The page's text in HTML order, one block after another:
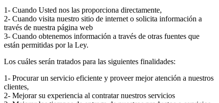
1- Cuando Usted nos las proporciona directamente,
2- Cuando visita nuestro sitio de internet o solicita información a
través de nuestra página web
3- Cuando obtenemos información a través de otras fuentes que
están permitidas por la Ley.
Los cuáles serán tratados para las siguientes finalidades:
1- Procurar un servicio eficiente y proveer mejor atención a nuestros
clientes,
2- Mejorar su experiencia al contratar nuestros servicios